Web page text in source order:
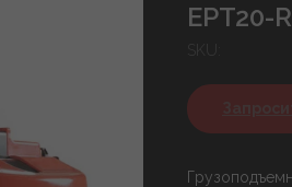
EPT20-